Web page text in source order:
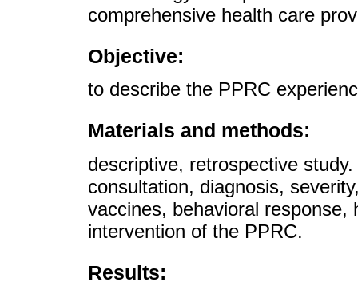
comprehensive health care
Objective:
to describe the PPRC
Materials and methods:
descriptive, retrospective
consultation, diagnosis,
vaccines, behavioral response,
intervention of the PPRC.
Results: